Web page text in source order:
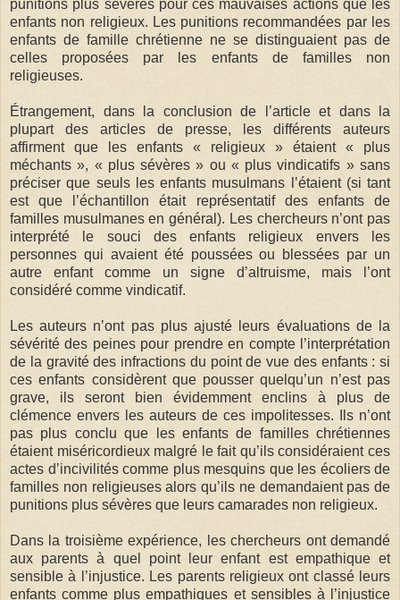
punitions plus sévères pour ces mauvaises actions que les
enfants non religieux. Les punitions recommandées par les
enfants de famille chrétienne ne se distinguaient pas de
celles proposées par les enfants de familles non
religieuses.
Étrangement, dans la conclusion de l’article et dans la
plupart des articles de presse, les différents auteurs
affirment que les enfants « religieux » étaient « plus
méchants », « plus sévères » ou « plus vindicatifs » sans
préciser que seuls les enfants musulmans l’étaient (si tant
est que l’échantillon était représentatif des enfants de
familles musulmanes en général). Les chercheurs n’ont pas
interprété le souci des enfants religieux envers les
personnes qui avaient été poussées ou blessées par un
autre enfant comme un signe d’altruisme, mais l’ont
considéré comme vindicatif.
Les auteurs n’ont pas plus ajusté leurs évaluations de la
sévérité des peines pour prendre en compte l’interprétation
de la gravité des infractions du point de vue des enfants : si
ces enfants considèrent que pousser quelqu’un n’est pas
grave, ils seront bien évidemment enclins à plus de
clémence envers les auteurs de ces impolitesses. Ils n’ont
pas plus conclu que les enfants de familles chrétiennes
étaient miséricordieux malgré le fait qu’ils considéraient ces
actes d’incivilités comme plus mesquins que les écoliers de
familles non religieuses alors qu’ils ne demandaient pas de
punitions plus sévères que leurs camarades non religieux.
Dans la troisième expérience, les chercheurs ont demandé
aux parents à quel point leur enfant est empathique et
sensible à l’injustice. Les parents religieux ont classé leurs
enfants comme plus empathiques et sensibles à l’injustice